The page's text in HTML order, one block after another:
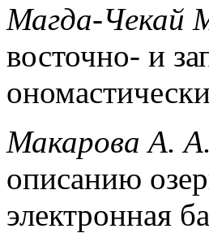
Магда-Чекай
восточно- и
Макарова А.
описанию
электронная